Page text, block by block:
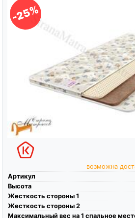
-25%
возможна
Артикул
Высота
Жесткость стороны 1
Жесткость стороны 2
Максимальный вес на 1 спальное